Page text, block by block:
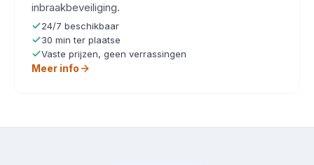
inbraakbeveiliging.
24/7 beschikbaar
30 min ter plaatse
Vaste prijzen, geen verrassingen
Meer info